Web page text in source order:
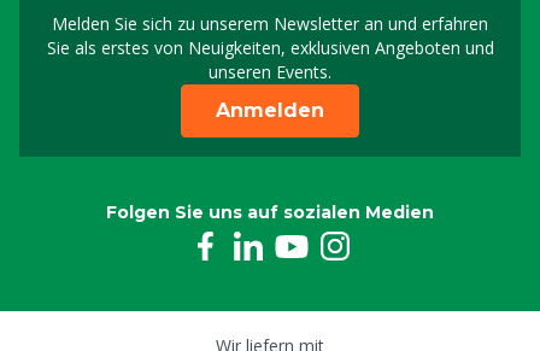
Melden Sie sich zu unserem Newsletter an und erfahren
Sie als erstes von Neuigkeiten, exklusiven Angeboten und
unseren Events.
Melden Sie sich für
Anmelden
Folgen Sie uns auf sozialen Medien
Wir liefern mit